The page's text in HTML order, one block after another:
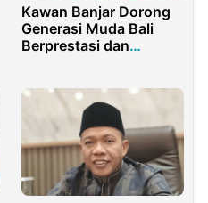
Kawan Banjar Dorong
Generasi Muda Bali
Berprestasi dan